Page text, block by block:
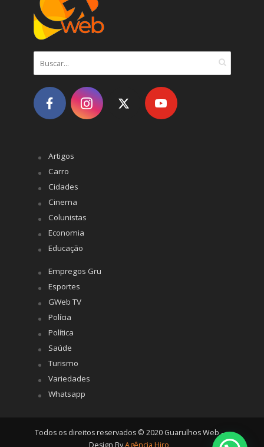
Artigos
Carro
Cidades
Cinema
Colunistas
Economia
Educação
Empregos Gru
Esportes
GWeb TV
Polícia
Política
Saúde
Turismo
Variedades
Whatsapp
Todos os direitos reservados © 2020 Guarulhos Web -